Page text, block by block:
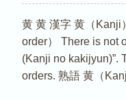
黄 黄 漢字 黄（Kanji
order） There is not
(Kanji no kakijyun)”.
orders. 熟語 黄（